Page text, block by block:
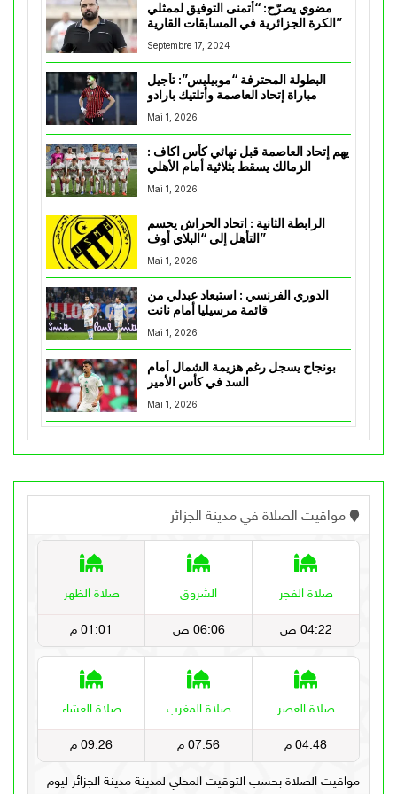
مضوي يصرّح: “أتمنى التوفيق لممثلي
الكرة الجزائرية في المسابقات القارية”
Septembre 17, 2024
البطولة المحترفة “موبيليس”: تأجيل
مباراة إتحاد العاصمة وأتلتيك بارادو
Mai 1, 2026
يهم إتحاد العاصمة قبل نهائي كأس اكاف :
Mai 1, 2026
الرابطة الثانية : اتحاد الحراش يحسم
التأهل إلى “البلاي أوف”
Mai 1, 2026
الدوري الفرنسي : استبعاد عبدلي من
قائمة مرسيليا أمام نانت
Mai 1, 2026
بونجاح يسجل رغم هزيمة الشمال أمام
السد في كأس الأمير
Mai 1, 2026